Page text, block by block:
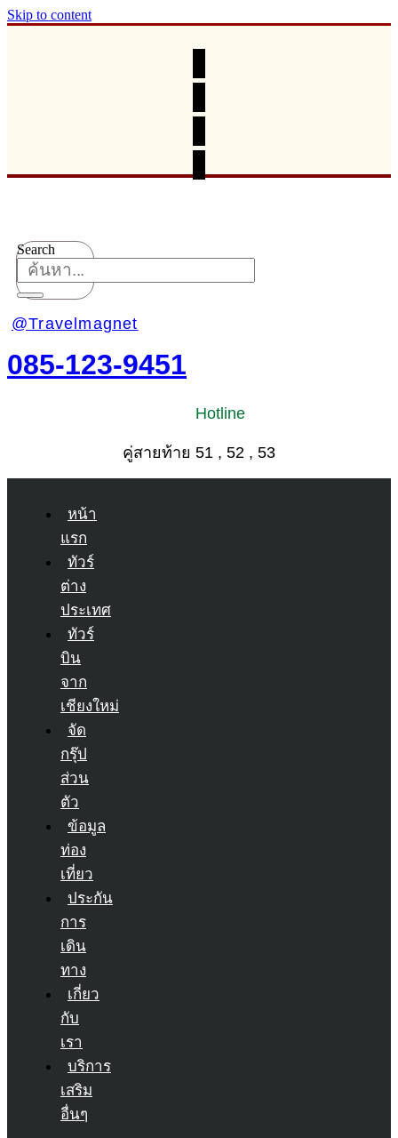
Skip to content
Search
@Travelmagnet
085-123-9451
Hotline
คู่สายท้าย 51 , 52 , 53
หน้า
แรก
ทัวร์
ต่าง
ประเทศ
ทัวร์
บิน
จาก
เชียงใหม่
จัด
กรุ๊ป
ส่วน
ตัว
ข้อมูล
ท่อง
เที่ยว
ประกัน
การ
เดิน
ทาง
เกี่ยว
กับ
เรา
บริการ
เสริม
อื่นๆ